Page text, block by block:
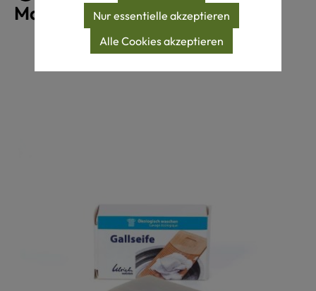
Maschinenwäsche 40°C
Produktgalerie überspringen
Nur essentielle akzeptieren
Alle Cookies akzeptieren